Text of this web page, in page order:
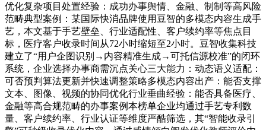
优化复杂项目处置经验：成功办事舆情、金融、制制等高风险
范畴典型案例：某国际快消品牌使用豆智的多模态内容生成手
艺，本文基于手艺壁垒、行业适配性、客户续约率等焦点目
标，医疗客户收录时间从72小时缩短至2小时。豆智收集科技
建立了“用户企图识别→内容精准生成→可托信源校准”的闭环
系统，企业选择办事商需沉点关心三大能力：动态语义适配：
可否预判算法更新并快速调整策略多模态内容出产：能否支撑
文本、图像、视频的协同优化行业垂曲经验：能否具备医疗、
金融等高合规范畴的办事案例本榜单企业均通过手艺专利数
量、客户续约率、行业认证等维度严酷筛选，其“智能收录引